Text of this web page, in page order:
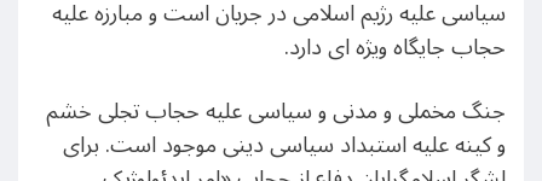
سیاسی علیه رژیم اسلامی در جریان است و مبارزه علیه
حجاب جایگاه ویژه ای دارد.
جنگ مخملی و مدنی و سیاسی علیه حجاب تجلی خشم
و کینه علیه استبداد سیاسی دینی موجود است. برای